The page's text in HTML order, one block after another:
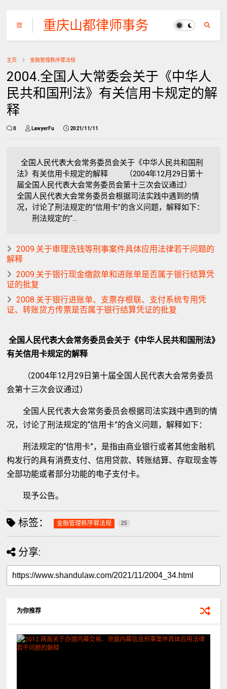
重庆山都律师事务
所
主页 金融管理秩序罪法规
2004.全国人大常委会关于《中华人
民共和国刑法》有关信用卡规定的解
释
0 LawyerFu 2021/11/11
全国人民代表大会常务委员会关于《中华人民共和国刑
法》有关信用卡规定的解释 （2004年12月29日第十
届全国人民代表大会常务委员会第十三次会议通过）
全国人民代表大会常务委员会根据司法实践中遇到的情
况，讨论了刑法规定的“信用卡”的含义问题，解释如下：
刑法规定的“...
2009.关于审理洗钱等刑事案件具体应用法律若干问题的
解释
2009.关于银行现金缴款单和进账单是否属于银行结算凭
证的批复
2008.关于银行进账单、支票存根联、支付系统专用凭
证、转账贷方传票是否属于银行结算凭证的批复
全国人民代表大会常务委员会关于《中华人民共和国刑法》
有关信用卡规定的解释
（2004年12月29日第十届全国人民代表大会常务委员
会第十三次会议通过）
全国人民代表大会常务委员会根据司法实践中遇到的情
况，讨论了刑法规定的“信用卡”的含义问题，解释如下：
刑法规定的“信用卡”，是指由商业银行或者其他金融机
构发行的具有消费支付、信用贷款、转账结算、存取现金等
全部功能或者部分功能的电子支付卡。
现予公告。
标签： 金融管理秩序罪法规 25
分享:
为你推荐